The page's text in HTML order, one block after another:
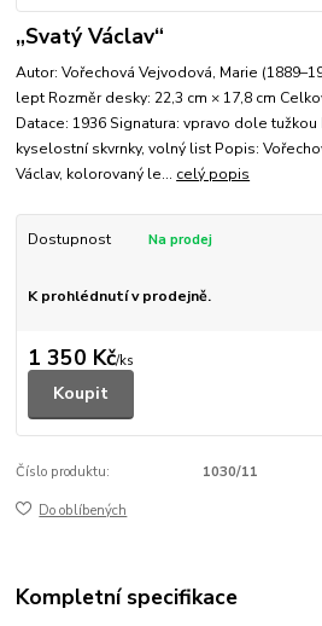
„Svatý Václav“
Autor: Vořechová Vejvodová, Marie
lept Rozměr desky: 22,3 cm × 17,8 cm
Datace: 1936 Signatura: vpravo dole tužkou
kyselostní skvrnky, volný list Popis:
Václav, kolorovaný le... celý popis
Dostupnost
K prohlédnutí v prodejně.
1 350 Kč/ks
Koupit
Číslo produktu: 1030/11
Do oblíbených
Kompletní specifikace